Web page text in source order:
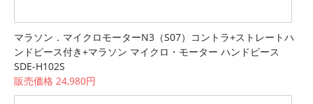
マラソン．マイクロモーターN3（S07）コントラ+ストレートハ
ンドピース付き+マラソン マイクロ・モーター ハンドピース
SDE-H102S
販売価格 24,980円